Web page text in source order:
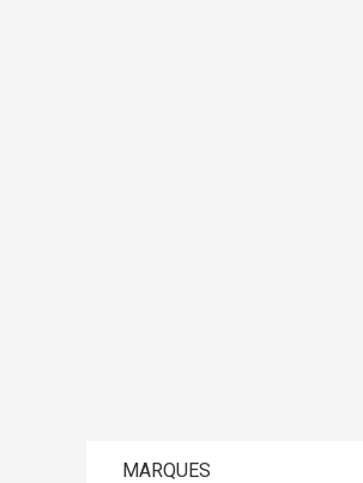
MARQUES